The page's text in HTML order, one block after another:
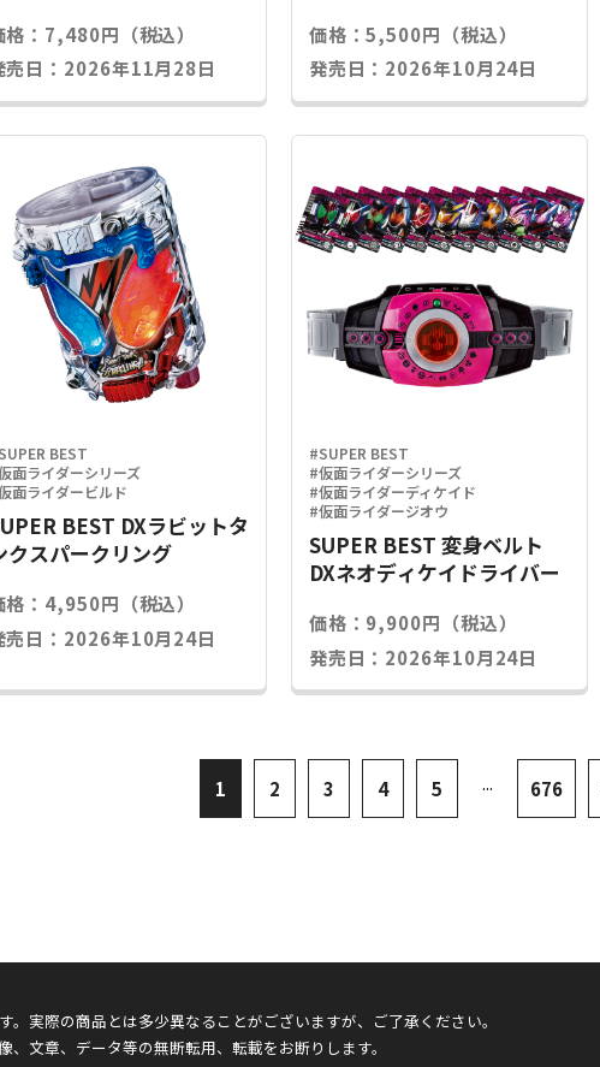
格：7,480円（税込）
売日：2026年11月28日
価格：5,500円（税込）
発売日：2026年10月24日
BEST
面ライダーシリーズ
面ライダービルド
BEST DXラビットタ
クスパークリング
格：4,950円（税込）
売日：2026年10月24日
#SUPER BEST
#仮面ライダーシリーズ
#仮面ライダーディケイド
#仮面ライダージオウ
SUPER BEST 変身ベルト
DXネオディケイドライバー
価格：9,900円（税込）
発売日：2026年10月24日
1 2 3 4 5 ... 676
実際の商品とは多少異なることがございますが、ご了承ください。
文章、データ等の無断転用、転載をお断りします。